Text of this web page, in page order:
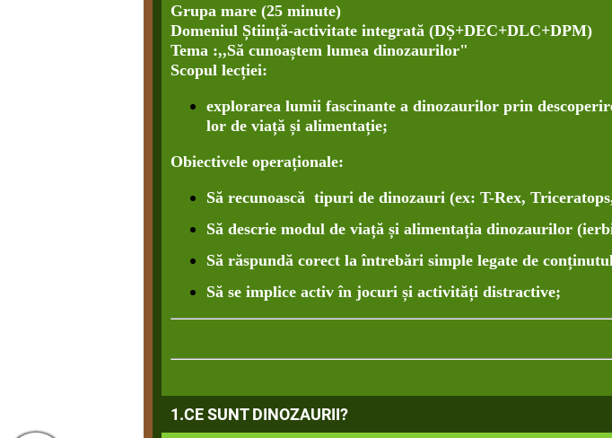
Grupa mare (25 minute)
Domeniul Știință-activitate integrată (DȘ+DEC+DLC+DPM)
Tema :,,Să cunoaștem lumea dinozaurilor"
Scopul lecției:
explorarea lumii fascinante a dinozaurilor prin
lor de viață și alimentație;
Obiectivele operaționale:
Să recunoască tipuri de dinozauri (ex: T-Rex,
Să descrie modul de viață și alimentația dinozaurilor
Să răspundă corect la întrebări simple legate de
Să se implice activ în jocuri și activități distractive;
1.CE SUNT DINOZAURII?